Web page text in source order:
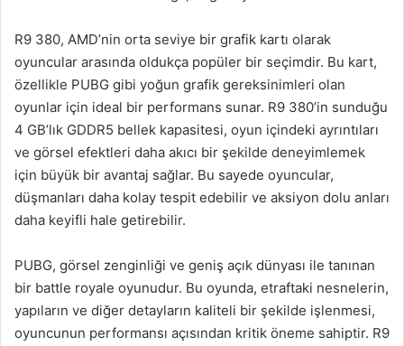
R9 380, AMD’nin orta seviye bir grafik kartı olarak
oyuncular arasında oldukça popüler bir seçimdir. Bu kart,
özellikle PUBG gibi yoğun grafik gereksinimleri olan
oyunlar için ideal bir performans sunar. R9 380’in sunduğu
4 GB’lık GDDR5 bellek kapasitesi, oyun içindeki ayrıntıları
ve görsel efektleri daha akıcı bir şekilde deneyimlemek
için büyük bir avantaj sağlar. Bu sayede oyuncular,
düşmanları daha kolay tespit edebilir ve aksiyon dolu anları
daha keyifli hale getirebilir.
PUBG, görsel zenginliği ve geniş açık dünyası ile tanınan
bir battle royale oyunudur. Bu oyunda, etraftaki nesnelerin,
yapıların ve diğer detayların kaliteli bir şekilde işlenmesi,
oyuncunun performansı açısından kritik öneme sahiptir. R9